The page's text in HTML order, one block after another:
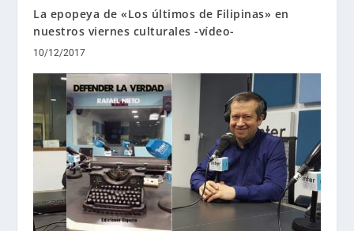
La epopeya de «Los últimos de Filipinas» en
nuestros viernes culturales -vídeo-
10/12/2017